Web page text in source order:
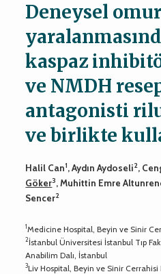
Deneysel
kaspaz
ve NMDH
antagonisti
ve birlikte
Halil Can1, Aydın Aydoseli2,
Göker3, Muhittin Emre
Sencer2
1Medicine Hospital, Beyin ve Sinir
2İstanbul Üniversitesi İstanbul Tıp
Anabilim Dalı, İstanbul
3Liv Hospital, Beyin ve Sinir Cerrahisi